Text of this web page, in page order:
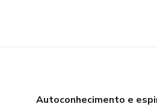
Autoconhecimento e